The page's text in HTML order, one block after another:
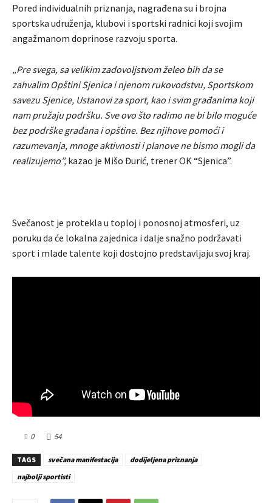
Pored individualnih priznanja, nagrađena su i brojna
sportska udruženja, klubovi i sportski radnici koji svojim
angažmanom doprinose razvoju sporta.
„Pre svega, sa velikim zadovoljstvom želeo bih da se
zahvalim Opštini Sjenica i njenom rukovodstvu, Sportskom
savezu Sjenice, Ustanovi za sport, kao i svim građanima koji
nam pružaju podršku. Sve ovo što radimo ne bi bilo moguće
bez podrške građana i opštine. Bez njihove pomoći i
razumevanja, mnoge aktivnosti i planove ne bismo mogli da
realizujemo”, kazao je Mišo Đurić, trener OK “Sjenica”.
Svečanost je protekla u toploj i ponosnoj atmosferi, uz
poruku da će lokalna zajednica i dalje snažno podržavati
sport i mlade talente koji dostojno predstavljaju svoj kraj.
0 54
TAGS svečana manifestacija
dodijeljena priznanja
najbolji sportisti